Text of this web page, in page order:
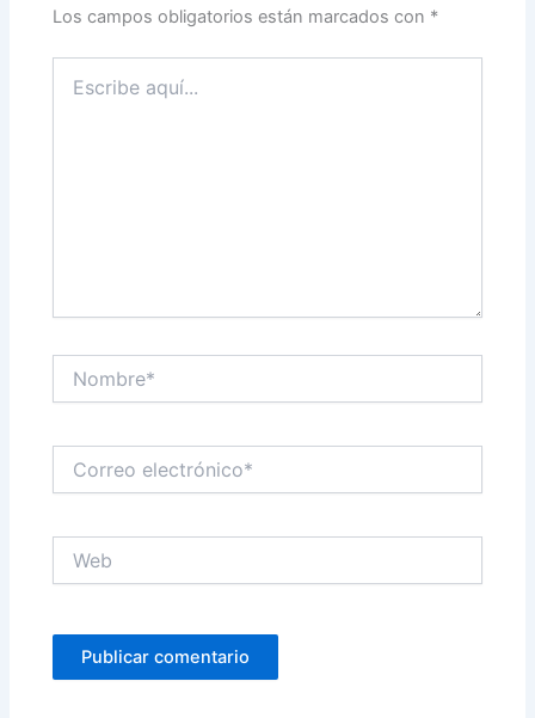
Los campos obligatorios están marcados con *
aquí...
electrónico*